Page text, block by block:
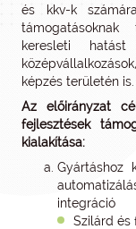
és kkv-k
támogatásoknak
keresleti
képzés területén is.
Az előirányzat
fejlesztések
kialakítása:
Gyártáshoz
integráció
Szilárd és